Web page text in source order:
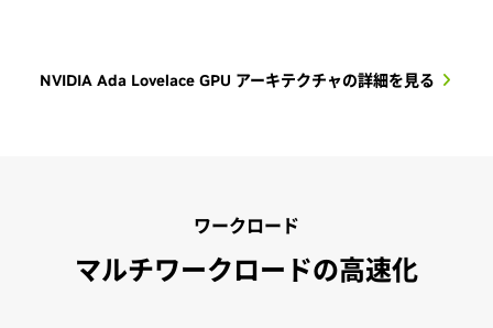
NVIDIA Ada Lovelace GPU アーキテクチャの詳細を見る
ワークロード
マルチワークロードの高速化